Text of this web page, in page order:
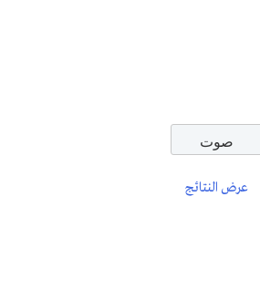
عرض النتائج